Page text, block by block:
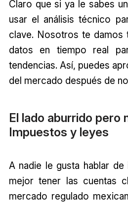
Claro que si ya le sabes
usar el análisis técnico
clave. Nosotros te damos
datos en tiempo real
tendencias. Así, puedes
del mercado después de
El lado aburrido pero
Impuestos y leyes
A nadie le gusta hablar
mejor tener las cuentas
mercado regulado